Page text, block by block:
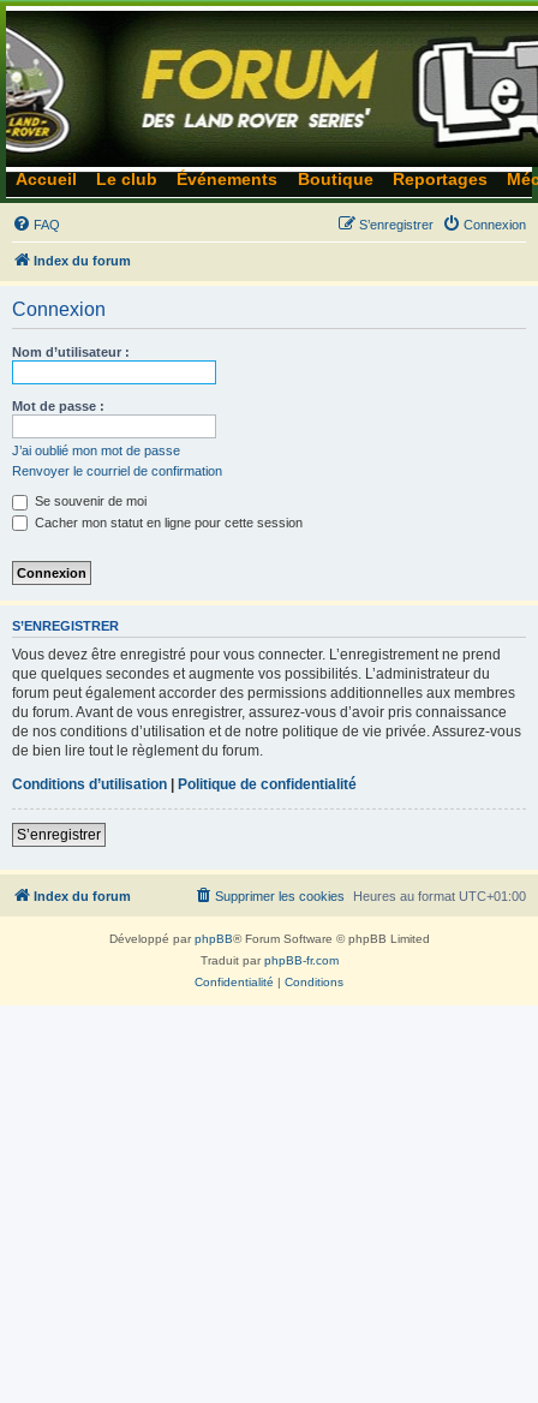
Accueil Le club Événements Boutique Reportages
FAQ Connexion
S’enregistrer
Index du forum
Connexion
Nom d’utilisateur :
Mot de passe :
J’ai oublié mon mot de passe
Renvoyer le courriel de confirmation
Se souvenir de moi
Cacher mon statut en ligne pour cette session
S’ENREGISTRER
Vous devez être enregistré pour vous connecter. L’enregistrement ne prend
que quelques secondes et augmente vos possibilités. L’administrateur du
forum peut également accorder des permissions additionnelles aux membres
du forum. Avant de vous enregistrer, assurez-vous d’avoir pris connaissance
de nos conditions d’utilisation et de notre politique de vie privée. Assurez-vous
de bien lire tout le règlement du forum.
Conditions d’utilisation | Politique de confidentialité
S’enregistrer
Index du forum Heures au format UTC+01:00
Supprimer les cookies
Développé parphpBB® Forum Software © phpBB Limited
Traduit parphpBB-fr.com
Confidentialité | Conditions